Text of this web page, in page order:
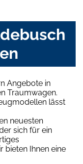
Angebote in
Traumwagen.
lässt
neuesten
sich für ein
bieten Ihnen eine